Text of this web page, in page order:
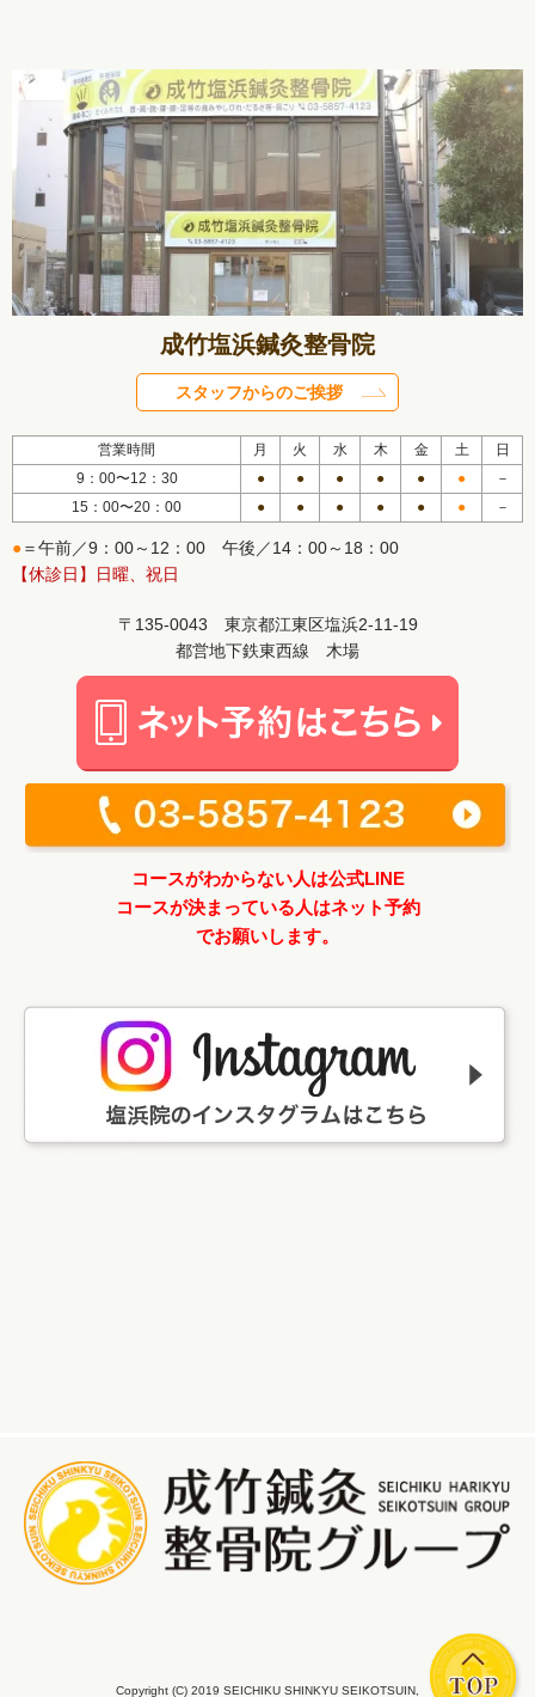
成竹塩浜鍼灸整骨院
スタッフからのご挨拶
営業時間 月 火 水 木 金 土
日
9：00〜12：30
● ● ● ● ● ●
－
15：00〜20：00
● ● ● ● ● ● －
●＝午前／9：00～12：00 午後／14：00～18：00
【休診日】日曜、祝日
〒135-0043 東京都江東区塩浜2-11-19
都営地下鉄東西線 木場
コースがわからない人は公式LINE
コースが決まっている人はネット予約
でお願いします。
Copyright (C) 2019 SEICHIKU SHINKYU SEIKOTSUIN,